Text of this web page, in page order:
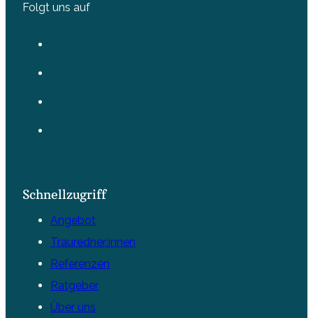
Folgt uns auf
Schnellzugriff
Angebot
Trauredner:innen
Referenzen
Ratgeber
Über uns